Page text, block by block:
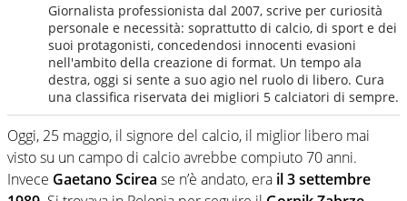
Giornalista professionista dal 2007, scrive per curiosità
personale e necessità: soprattutto di calcio, di sport e dei
suoi protagonisti, concedendosi innocenti evasioni
nell'ambito della creazione di format. Un tempo ala
destra, oggi si sente a suo agio nel ruolo di libero. Cura
una classifica riservata dei migliori 5 calciatori di sempre.
Oggi, 25 maggio, il signore del calcio, il miglior libero mai
visto su un campo di calcio avrebbe compiuto 70 anni.
Invece Gaetano Scirea se n’è andato, era il 3 settembre